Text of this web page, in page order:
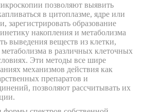
позволяют выявить
в цитоплазме, ядре или
зарегистрировать образование
накопления и метаболизма
выведения веществ из клетки,
в различных клеточных
Эти методы все шире
механизмов действия как
препаратов и
позволяют рассчитывать их